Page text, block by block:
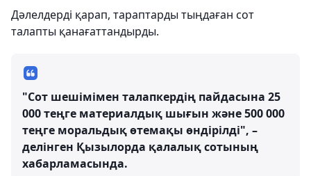
Дәлелдерді қарап, тараптарды тыңдаған сот
талапты қанағаттандырды.
"Сот шешімімен талапкердің пайдасына 25
000 теңге материалдық шығын және 500 000
теңге моральдық өтемақы өндірілді", –
делінген Қызылорда қалалық сотының
хабарламасында.